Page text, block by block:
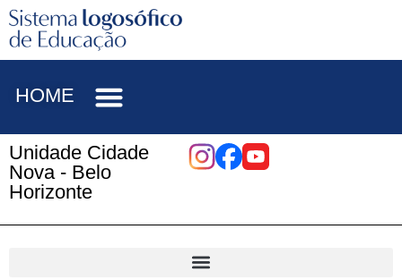
HOME
Unidade Cidade
Nova - Belo
Horizonte